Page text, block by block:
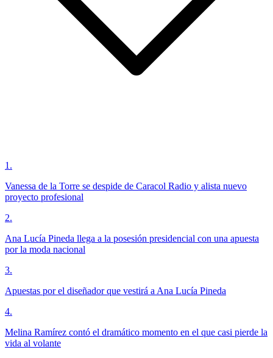
1 .
Vanessa de la Torre se despide de Caracol Radio y alista nuevo
proyecto profesional
2.
Ana Lucía Pineda llega a la posesión presidencial con una apuesta
por la moda nacional
3.
Apuestas por el diseñador que vestirá a Ana Lucía Pineda
4.
Melina Ramírez contó el dramático momento en el que casi pierde la
vida al volante